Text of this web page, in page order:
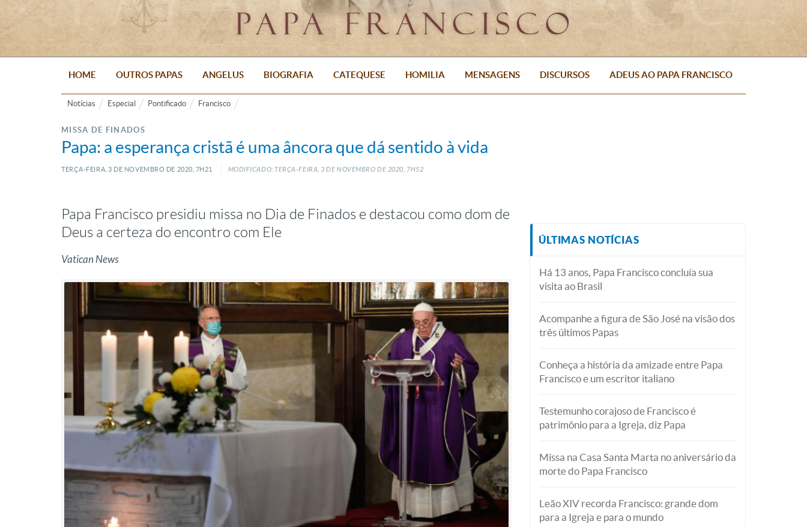
HOME OUTROS PAPAS ANGELUS BIOGRAFIA CATEQUESE HOMILIA MENSAGENS DISCURSOS ADEUS AO PAPA FRANCISCO
Notícias Especial Pontificado Francisco
MISSA DE FINADOS
Papa: a esperança cristã é uma âncora que dá sentido à vida
TERÇA-FEIRA, 3 DE NOVEMBRO DE 2020, 7H21 MODIFICADO: TERÇA-FEIRA, 3 DENOVEMBRO DE 2020, 7H52
Papa Francisco presidiu missa no Dia de Finados e destacou como dom de
Deus a certeza do encontro com Ele
Vatican News
ÚLTIMAS NOTÍCIAS
Há 13 anos, Papa Francisco concluía sua
visita ao Brasil
Acompanhe a figura de São José na visão dos
três últimos Papas
Conheça a história da amizade entre Papa
Francisco e um escritor italiano
Testemunho corajoso de Francisco é
patrimônio para a Igreja, diz Papa
Missa na Casa Santa Marta no aniversário da
morte do Papa Francisco
Leão XIV recorda Francisco: grande dom
para a Igreja e para o mundo